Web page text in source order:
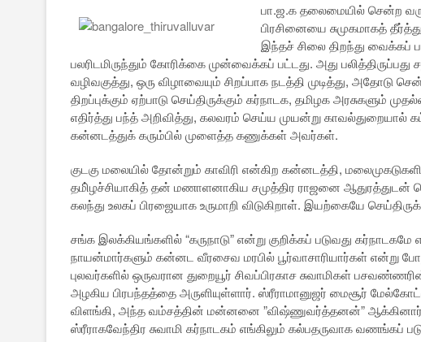
பா.ஜ.க தலைமையில் சென்ற
பிரசினையை சுமுகமாகத்
இந்தச் சிலை திறந்து வைக்கப்
பலரிடமிருந்தும் கோரிக்கை முன்வைக்கப் பட்டது. அது
வழிவகுத்து, ஒரு விழாவையும் சிறப்பாக நடத்தி முடித்து,
திறப்புக்கும் ஏற்பாடு செய்திருக்கும் கர்நாடக, தமிழக அரசுகளும்
எதிர்த்து பந்த் அறிவித்து, கலவரம் செய்ய முயன்று காவல்துறையால்
கன்னடத்துக் கரும்பில் முளைத்த கணுக்கள் அவர்கள்.
குடகு மலையில் தோன்றும் காவிரி என்கிற கன்னடத்தி,
தமி்ழச்சியாகித் தன் மணாளனாகிய சமுத்திர ராஜனை ஆதுரத்துடன்
கலந்து உலகப் பிரஜையாக உருமாறி விடுகிறாள். இயற்கையே
சங்க இலக்கியங்களில் “கருநாடு” என்று குறிக்கப் படுவது கர்நாடகமே
நாயன்மார்களும் கன்னட வீரசைவ மரபில் பூர்வாசாரியார்கள் என்று
புலவர்களில் ஒருவரான துறையூர் சிவப்பிரகாச சுவாமிகள்
அழகிய பிரபந்தத்தை அருளியுள்ளார். ஸ்ரீராமானுஜர் மைசூர்
விளங்கி, அந்த வம்சத்தின் மன்னனை ”விஷ்ணுவர்த்தனன்” ஆக்கினார்.
ஸ்ரீராகவேந்திர சுவாமி கர்நாடகம் எங்கிலும் கல்பதருவாக வணங்கப்